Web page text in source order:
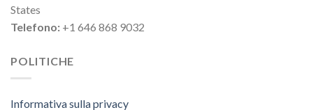
States
Telefono: +1 646 868 9032
POLITICHE
Informativa sulla privacy